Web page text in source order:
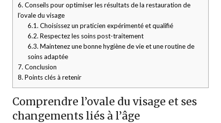
6. Conseils pour optimiser les résultats de la restauration de
l’ovale du visage
6.1. Choisissez un praticien expérimenté et qualifié
6.2. Respectez les soins post-traitement
6.3. Maintenez une bonne hygiène de vie et une routine de
soins adaptée
7. Conclusion
8. Points clés à retenir
Comprendre l’ovale du visage et ses
changements liés à l’âge